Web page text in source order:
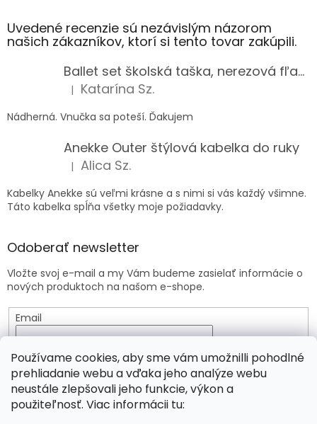
Používame cookies, aby sme vám umožnilli pohodlné
prehliadanie webu a vďaka jeho analýze webu
neustále zlepšovali jeho funkcie, výkon a
použiteľnosť. Viac informácii tu:
Uvedené recenzie sú nezávislým názorom
našich zákazníkov, ktorí si tento tovar zakúpili.
Ballet set školská taška, nerezová fľaša a plný peračník s motívom baletky pre dievča
Hodnotenie produktu je 5 z 5 hviezdičiek.
| Katarína Sz.
Nádherná. Vnučka sa poteší. Ďakujem
Anekke Outer štýlová kabelka do ruky
Hodnotenie produktu je 5 z 5 hviezdičiek.
| Alica Sz.
Kabelky Anekke sú veľmi krásne a s nimi si vás každý všimne.
Táto kabelka spĺňa všetky moje požiadavky.
Odoberať newsletter
Vložte svoj e-mail a my Vám budeme zasielať informácie o
nových produktoch na našom e-shope.
Email
osobných údajov
PRIHLÁSIŤ SA